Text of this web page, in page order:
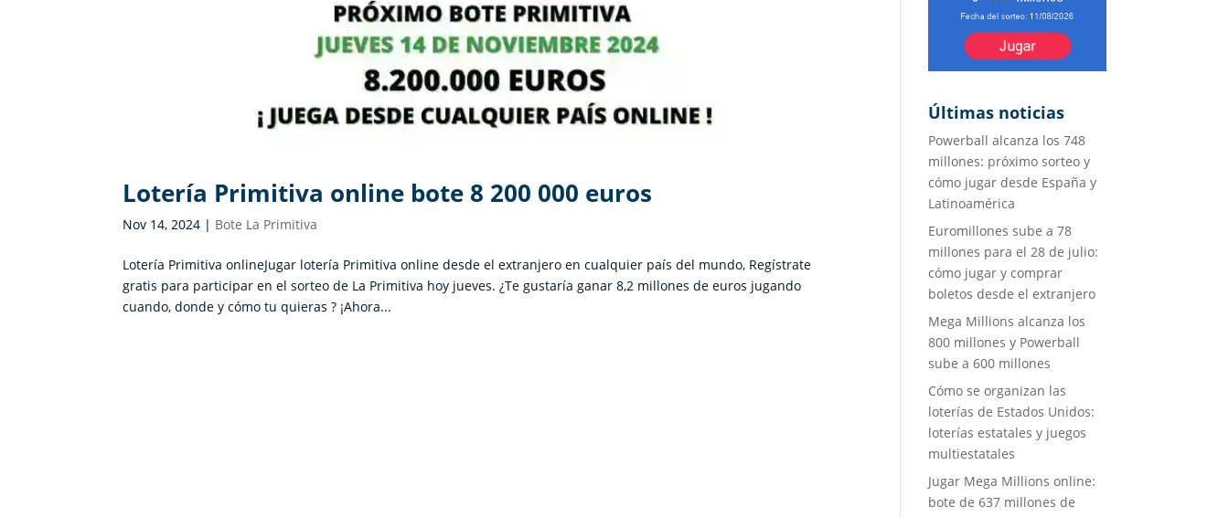
Lotería Primitiva online bote 8 200 000 euros
Nov 14, 2024 | Bote La Primitiva
Lotería Primitiva onlineJugar lotería Primitiva online desde el extranjero en cualquier país del mundo, Regístrate
gratis para participar en el sorteo de La Primitiva hoy jueves. ¿Te gustaría ganar 8,2 millones de euros jugando
cuando, donde y cómo tu quieras ? ¡Ahora...
Últimas noticias
Powerball alcanza los 748
millones: próximo sorteo y
cómo jugar desde España y
Latinoamérica
Euromillones sube a 78
millones para el 28 de julio:
cómo jugar y comprar
boletos desde el extranjero
Mega Millions alcanza los
800 millones y Powerball
sube a 600 millones
Cómo se organizan las
loterías de Estados Unidos:
loterías estatales y juegos
multiestatales
Jugar Mega Millions online:
bote de 637 millones de